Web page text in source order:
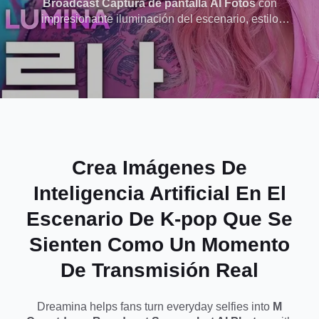
Broadcast Captura de pantalla AI Fotoscon
impresionante iluminación del escenario, estilo
inspirado en ídolos y una sensación real de
transmisión de espectáculo musical que parece
lista para compartir en redes sociales.
Crea Imágenes De
Inteligencia Artificial En El
Escenario De K-pop Que Se
Sienten Como Un Momento
De Transmisión Real
Dreamina helps fans turn everyday selfies into M